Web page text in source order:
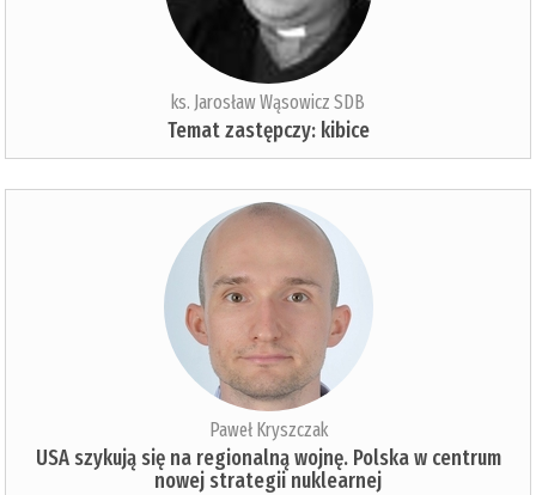
ks. Jarosław Wąsowicz SDB
Temat zastępczy: kibice
Paweł Kryszczak
USA szykują się na regionalną wojnę. Polska w centrum
nowej strategii nuklearnej